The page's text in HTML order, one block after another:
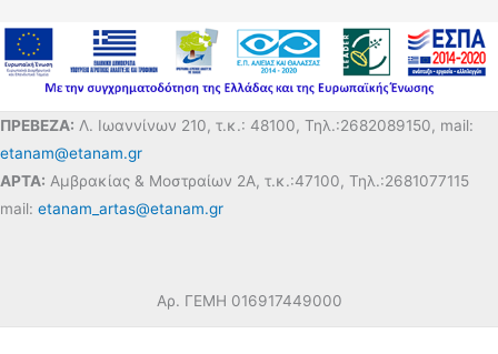
ΠΡΕΒΕΖΑ: Λ. Ιωαννίνων 210, τ.κ.: 48100, Τηλ.:2682089150, mail:
etanam@etanam.gr
ΑΡΤΑ: Αμβρακίας & Μοστραίων 2Α, τ.κ.:47100, Τηλ.:2681077115
mail: etanam_artas@etanam.gr
Αρ. ΓΕΜΗ 016917449000